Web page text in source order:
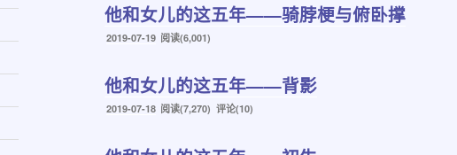
他和女儿的这五年——骑脖梗与俯卧撑
发
2019-07-19 阅读(6,001)
他和女儿的这五年——背影
发
2019-07-18 阅读(7,270) 评论(10)